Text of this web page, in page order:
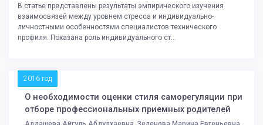
В статье представлены результаты эмпирического изучения
взаимосвязей между уровнем стресса и индивидуально-
личностными особенностями специалистов технического
профиля. Показана роль индивидуального ст...
2016 год
О необходимости оценки стиля саморегуляции при
отборе профессиональных приемных родителей